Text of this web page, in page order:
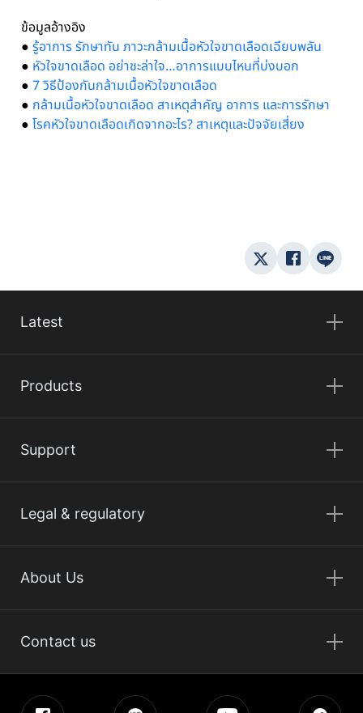
ข้อมูลอ้างอิง
● รู้อาการ รักษาทัน ภาวะกล้ามเนื้อหัวใจขาดเลือดเฉียบพลัน
● หัวใจขาดเลือด อย่าชะล่าใจ…อาการแบบไหนที่บ่งบอก
● 7 วิธีป้องกันกล้ามเนื้อหัวใจขาดเลือด
● กล้ามเนื้อหัวใจขาดเลือด สาเหตุสำคัญ อาการ และการรักษา
● โรคหัวใจขาดเลือดเกิดจากอะไร? สาเหตุและปัจจัยเสี่ยง
Latest
Products
Support
Legal & regulatory
About Us
Contact us